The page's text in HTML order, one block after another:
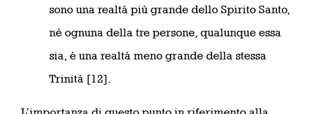
sono una realtà più grande dello Spirito Santo,
né ognuna della tre persone, qualunque essa
sia, è una realtà meno grande della stessa
Trinità [12].